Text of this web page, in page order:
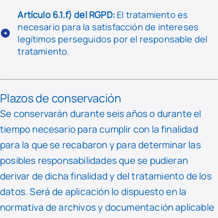
Artículo 6.1.f) del RGPD:El tratamiento es
necesario para la satisfacción de intereses
legítimos perseguidos por el responsable del
tratamiento.
Plazos de conservación
Se conservarán durante seis años o durante el
tiempo necesario para cumplir con la finalidad
para la que se recabaron y para determinar las
posibles responsabilidades que se pudieran
derivar de dicha finalidad y del tratamiento de los
datos. Será de aplicación lo dispuesto en la
normativa de archivos y documentación aplicable